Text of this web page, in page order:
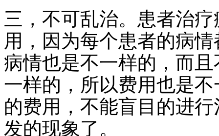
三，不可乱治。患者治
用，因为每个患者的病
病情也是不一样的，而
一样的，所以费用也是
的费用，不能盲目的进
发的现象了。